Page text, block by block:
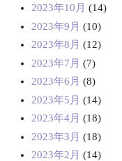
2023年10月 (14)
2023年9月 (10)
2023年8月 (12)
2023年7月 (7)
2023年6月 (8)
2023年5月 (14)
2023年4月 (18)
2023年3月 (18)
2023年2月 (14)